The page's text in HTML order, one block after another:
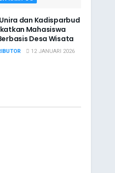
dan Kadisparbud
Mahasiswa
Desa Wisata
12 JANUARI 2026